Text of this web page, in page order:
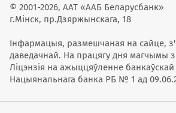
© 2001-2026, ААТ «ААБ Беларусбанк»
г.Мінск, пр.Дзяржынскага, 18
Інфармацыя, размешчаная на сайце,
даведачнай. На працягу дня магчымы
Ліцэнзія на ажыццяўленне банкаўскай
Нацыянальнага банка РБ № 1 ад